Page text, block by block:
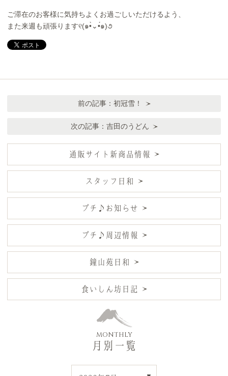
ご滞在のお客様に気持ちよくお過ごしいただけるよう、
また来週も頑張ります୧(๑•̀⌄•́๑)૭
前の記事： 初冠雪！
次の記事： 吉田のうどん
通販サイト新商品情報
スタッフ日和
プチ♪お知らせ
プチ♪周辺情報
鐘山苑日和
食いしん坊日記
MONTHLY
月別一覧